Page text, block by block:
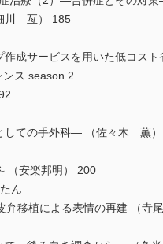
川 亙） 185
成サービスを用いた低コス
ス season 2
しての手外科― （佐々木 薫
（安楽邦明） 200
ん
移植による表情の再建 （寺